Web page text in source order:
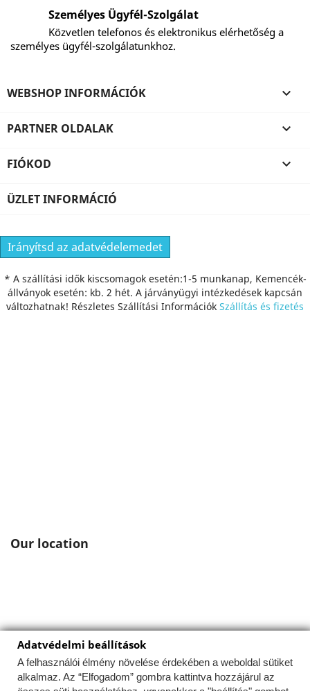
Ez a weboldal a felhasználói élmény optimalizálása
érdekében sütiket használ.
Az Uniós törvények értelmében fel kell hívnunk a
Személyes Ügyfél-Szolgálat
Közvetlen telefonos és elektronikus elérhetőség a
személyes ügyfél-szolgálatunkhoz.
WEBSHOP INFORMÁCIÓK 
PARTNER OLDALAK 
FIÓKOD 
ÜZLET INFORMÁCIÓ
Irányítsd az adatvédelemedet
* A szállítási idők kiscsomagok esetén:1-5 munkanap, Kemencék-
állványok esetén: kb. 2 hét. A járványügyi intézkedések kapcsán
változhatnak! Részletes Szállítási Információk Szállítás és fizetés
Our location
Adatvédelmi beállítások
A felhasználói élmény növelése érdekében a weboldal sütiket
alkalmaz. Az “Elfogadom” gombra kattintva hozzájárul az